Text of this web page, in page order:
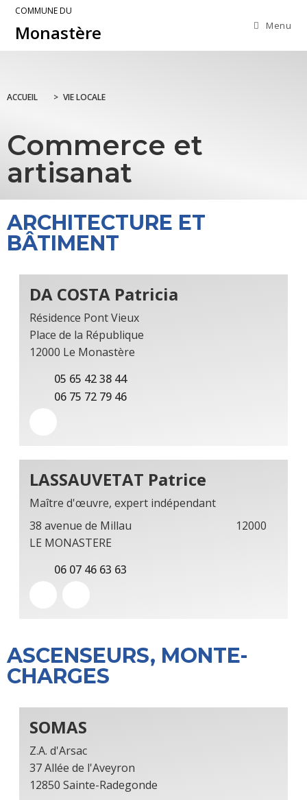
COMMUNE DU
Monastère Menu
ACCUEIL > VIE LOCALE
Commerce et
artisanat
ARCHITECTURE ET
BÂTIMENT
DA COSTA Patricia
Résidence Pont Vieux
Place de la République
12000 Le Monastère
05 65 42 38 44
06 75 72 79 46
LASSAUVETAT Patrice
Maître d'œuvre, expert indépendant
38 avenue de Millau 12000
LE MONASTERE
06 07 46 63 63
ASCENSEURS, MONTE-
CHARGES
SOMAS
Z.A. d'Arsac
37 Allée de l'Aveyron
12850 Sainte-Radegonde